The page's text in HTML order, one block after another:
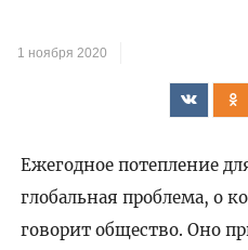
1 ноября 2020
Ежегодное потепление
глобальная проблема, о
говорит общество. Оно